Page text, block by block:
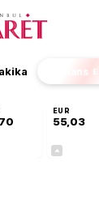
Finans
EUR
55,03